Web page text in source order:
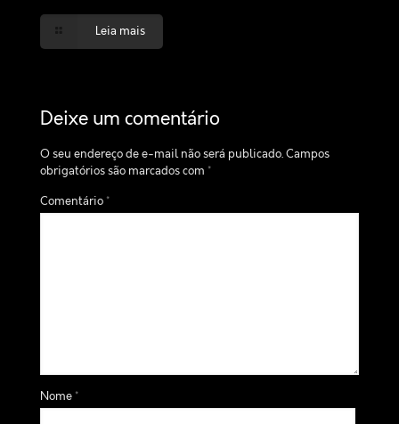
Leia mais
Deixe um comentário
O seu endereço de e-mail não será publicado.Campos
obrigatórios são marcados com *
Comentário *
Nome *